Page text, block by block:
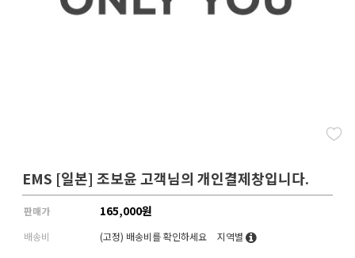
EMS [일본] 조보윤 고객님의 개인결제창입니다.
판매가 165,000원
배송비 (고정) 배송비를 확인하세요 지역별